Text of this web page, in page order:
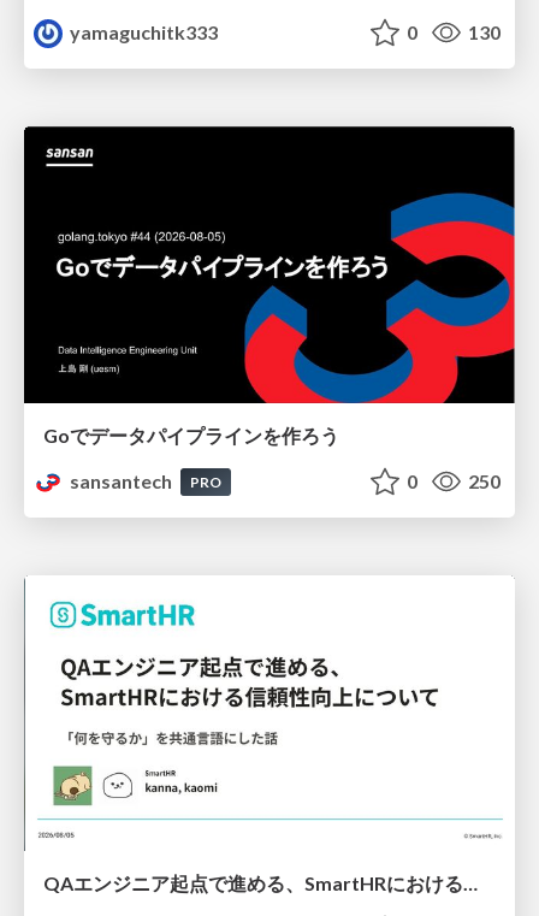
yamaguchitk333
0 130
Goでデータパイプラインを作ろう
sansantech
PRO 0 250
QAエンジニア起点で進める、SmartHRにおける信頼性向上について